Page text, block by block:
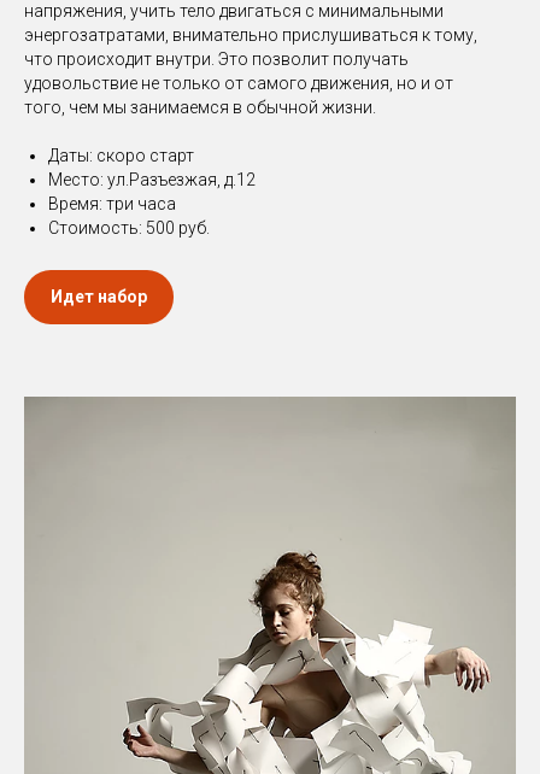
напряжения, учить тело двигаться с минимальными
энергозатратами, внимательно прислушиваться к тому,
что происходит внутри. Это позволит получать
удовольствие не только от самого движения, но и от
того, чем мы занимаемся в обычной жизни.
Даты: скоро старт
Место: ул.Разъезжая, д.12
Время: три часа
Стоимость: 500 руб.
Идет набор